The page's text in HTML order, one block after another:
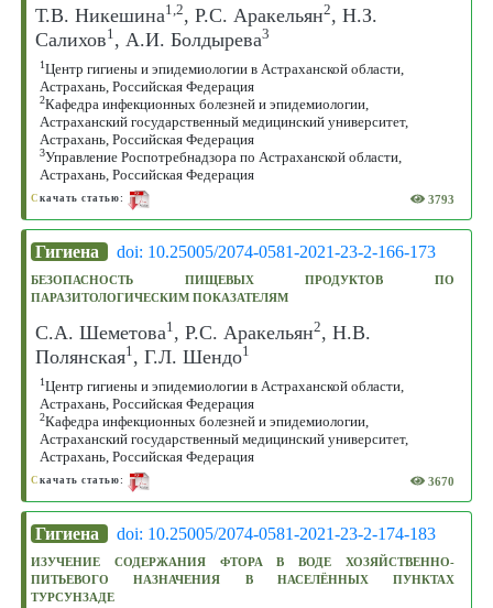
Т.В. Никешина1,2, Р.С. Аракельян2, Н.З.
Салихов1, А.И. Болдырева3
1Центр гигиены и эпидемиологии в Астраханской области,
Астрахань, Российская Федерация
2Кафедра инфекционных болезней и эпидемиологии,
Астраханский государственный медицинский университет,
Астрахань, Российская Федерация
3Управление Роспотребнадзора по Астраханской области,
Астрахань, Российская Федерация
С качать статью: 3793
Гигиена doi: 10.25005/2074-0581-2021-23-2-166-173
БЕЗОПАСНОСТЬ ПИЩЕВЫХ ПРОДУКТОВ ПО
ПАРАЗИТОЛОГИЧЕСКИМ ПОКАЗАТЕЛЯМ
C.А. Шеметова1, Р.С. Аракельян2, Н.В.
Полянская1, Г.Л. Шендо1
1Центр гигиены и эпидемиологии в Астраханской области,
Астрахань, Российская Федерация
2Кафедра инфекционных болезней и эпидемиологии,
Астраханский государственный медицинский университет,
Астрахань, Российская Федерация
С качать статью: 3670
Гигиена doi: 10.25005/2074-0581-2021-23-2-174-183
ИЗУЧЕНИЕ СОДЕРЖАНИЯ ФТОРА В ВОДЕ ХОЗЯЙСТВЕННО-
ПИТЬЕВОГО НАЗНАЧЕНИЯ В НАСЕЛЁННЫХ ПУНКТАХ
ТУРСУНЗАДЕ